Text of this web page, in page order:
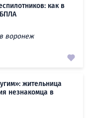
как в
воронеж
жительница
незнакомца в